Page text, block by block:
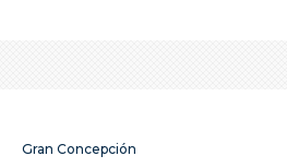
Gran Concepción